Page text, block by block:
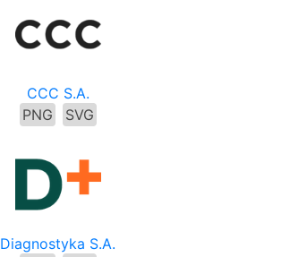
CCC S.A.
PNG
SVG
Diagnostyka S.A.